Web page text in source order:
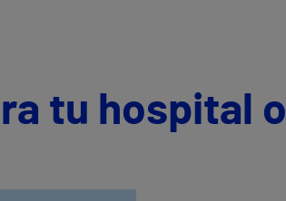
tu hospital